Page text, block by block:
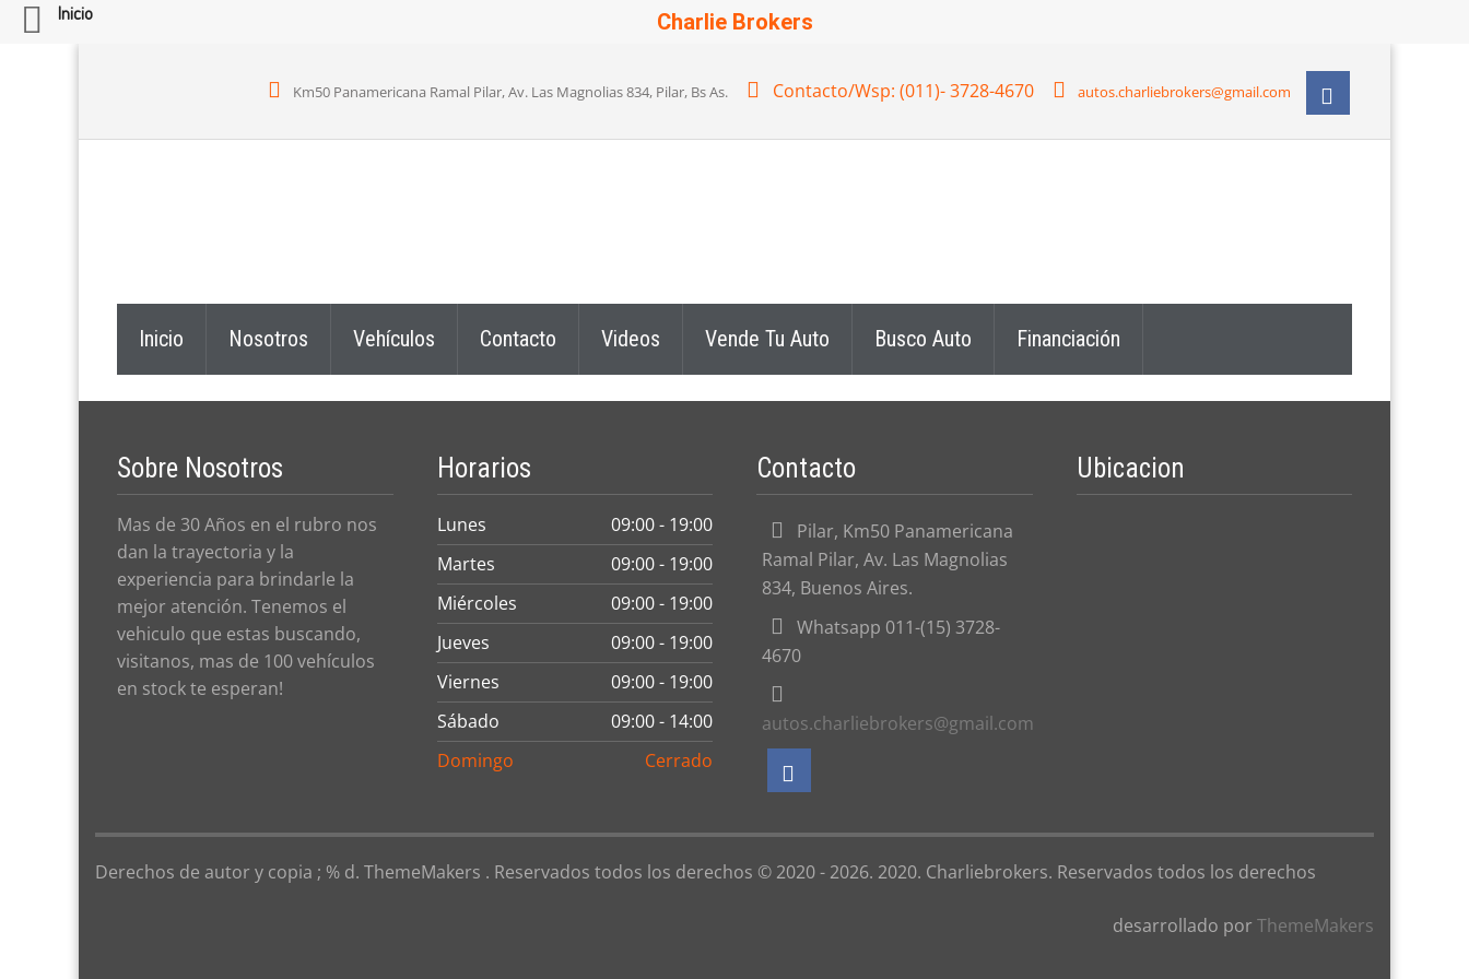
Km50 Panamericana Ramal Pilar, Av. Las Magnolias 834, Pilar, Bs As. Contacto/Wsp: (011)- 3728-4670 autos.charliebrokers@gmail.com
Inicio Nosotros Vehículos Contacto Videos Vende Tu Auto Busco Auto Financiación
Sobre Nosotros
Mas de 30 Años en el rubro nos
dan la trayectoria y la
experiencia para brindarle la
mejor atención. Tenemos el
vehiculo que estas buscando,
visitanos, mas de 100 vehículos
en stock te esperan!
Horarios
Lunes
09:00 - 19:00
Martes
09:00 - 19:00
Miércoles
09:00 - 19:00
Jueves
09:00 - 19:00
Viernes
09:00 - 19:00
Sábado
09:00 - 14:00
Domingo
Cerrado
Contacto
Pilar, Km50 Panamericana
Ramal Pilar, Av. Las Magnolias
834, Buenos Aires.
Whatsapp 011-(15) 3728-
4670
autos.charliebrokers@gmail.com
Ubicacion
Derechos de autor y copia ; % d. ThemeMakers . Reservados todos los derechos © 2020 - 2026. 2020. Charliebrokers. Reservados todos los derechos
desarrollado por ThemeMakers
Inicio Charlie Brokers